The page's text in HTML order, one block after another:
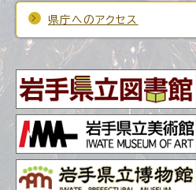
県庁へのアクセス